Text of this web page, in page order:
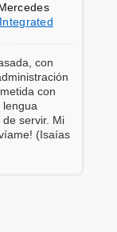
Integrated
con
con
lengua
servir. Mi
(Isaías